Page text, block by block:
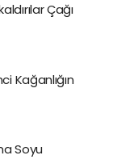
Çağı
Kağanlığın
Soyu